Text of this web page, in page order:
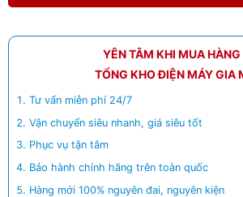
YÊN TÂM KHI MUA HÀNG
TỔNG KHO ĐIỆN MÁY GIA
Tư vấn miễn phí 24/7
Vận chuyển siêu nhanh, giá siêu tốt
Phục vụ tận tâm
Bảo hành chính hãng trên toàn quốc
Hàng mới 100% nguyên đai, nguyên kiện